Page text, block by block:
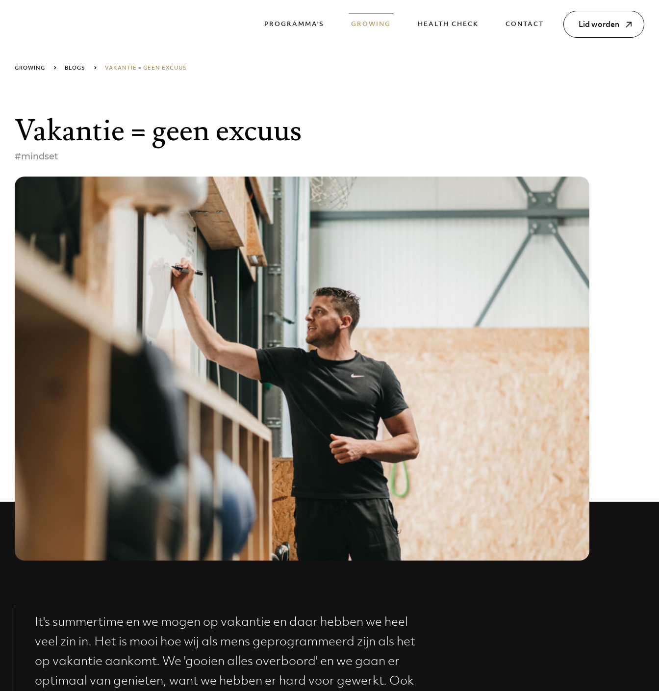
PROGRAMMA'S GROWING HEALTH CHECK CONTACT Lid worden
GROWING BLOGS VAKANTIE = GEEN EXCUUS
Vakantie = geen excuus
#mindset
It's summertime en we mogen op vakantie en daar hebben we heel
veel zin in. Het is mooi hoe wij als mens geprogrammeerd zijn als het
op vakantie aankomt. We 'gooien alles overboord' en we gaan er
optimaal van genieten, want we hebben er hard voor gewerkt. Ook